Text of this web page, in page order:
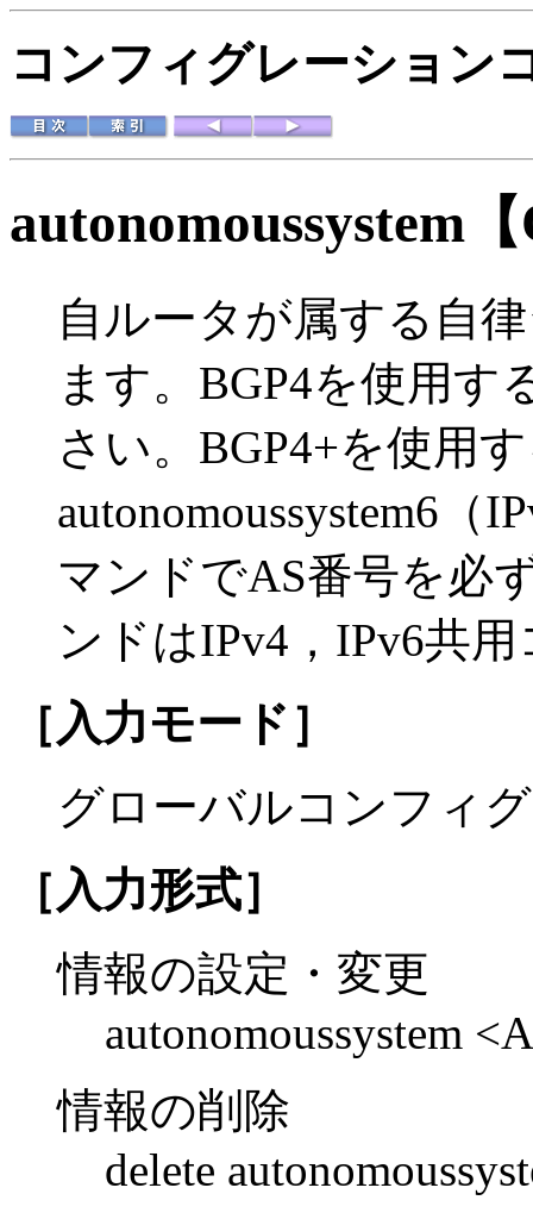
コンフィグレーション
autonomoussystem
自ルータが属する自
ます。BGP4を使用す
さい。BGP4+を使用
autonomoussystem6（
マンドでAS番号を必
ンドはIPv4，IPv6共
［入力モード］
グローバルコンフィ
［入力形式］
情報の設定・変更
autonomoussystem
情報の削除
delete